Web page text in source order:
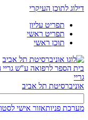
דילוג לתוכן העיקרי
תפריט עליון
תפריט ראשי
תוכן ראשי
בית הספר לרפואה ע"ש גריי
גריי
אוניברסיטת תל אביב
מערכת פניותאזור אישי